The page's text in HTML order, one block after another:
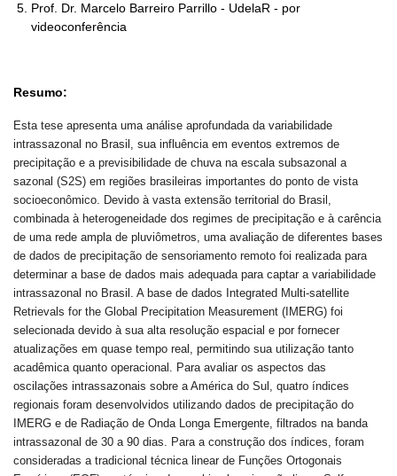
Prof. Dr. Marcelo Barreiro Parrillo - UdelaR - por
videoconferência
Resumo:
Esta tese apresenta uma análise aprofundada da variabilidade
intrassazonal no Brasil, sua influência em eventos extremos de
precipitação e a previsibilidade de chuva na escala subsazonal a
sazonal (S2S) em regiões brasileiras importantes do ponto de vista
socioeconômico. Devido à vasta extensão territorial do Brasil,
combinada à heterogeneidade dos regimes de precipitação e à carência
de uma rede ampla de pluviômetros, uma avaliação de diferentes bases
de dados de precipitação de sensoriamento remoto foi realizada para
determinar a base de dados mais adequada para captar a variabilidade
intrassazonal no Brasil. A base de dados Integrated Multi-satellite
Retrievals for the Global Precipitation Measurement (IMERG) foi
selecionada devido à sua alta resolução espacial e por fornecer
atualizações em quase tempo real, permitindo sua utilização tanto
acadêmica quanto operacional. Para avaliar os aspectos das
oscilações intrassazonais sobre a América do Sul, quatro índices
regionais foram desenvolvidos utilizando dados de precipitação do
IMERG e de Radiação de Onda Longa Emergente, filtrados na banda
intrassazonal de 30 a 90 dias. Para a construção dos índices, foram
consideradas a tradicional técnica linear de Funções Ortogonais